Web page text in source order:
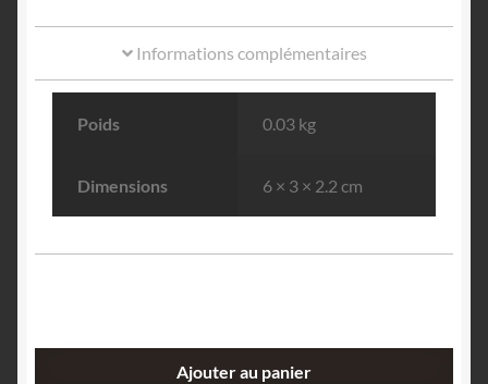
Informations complémentaires
Poids 0.03 kg
Dimensions 6 × 3 × 2.2 cm
Ajouter au panier